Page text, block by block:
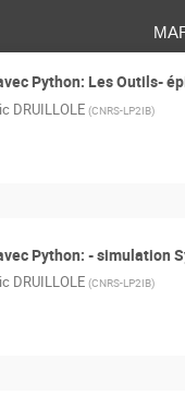
Python: Les Outils-
DRUILLOLE (CNRS-LP2IB)
Python: - simulation
DRUILLOLE (CNRS-LP2IB)